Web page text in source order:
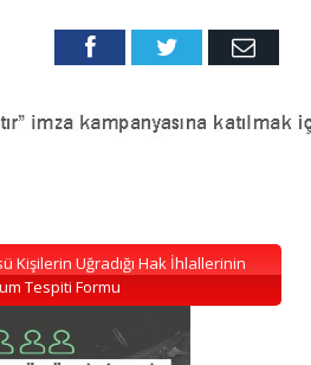
FacebookTwitter Email
Kişilerin Uğradığı Hak İhlallerinin
Tespiti Formu